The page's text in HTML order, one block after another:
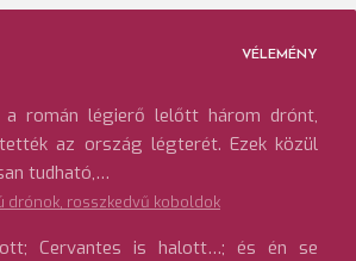
VÉLEMÉNY
román légierő lelőtt három drónt,
az ország légterét. Ezek közül
tudható,…
drónok, rosszkedvű koboldok
Cervantes is halott…; és én se